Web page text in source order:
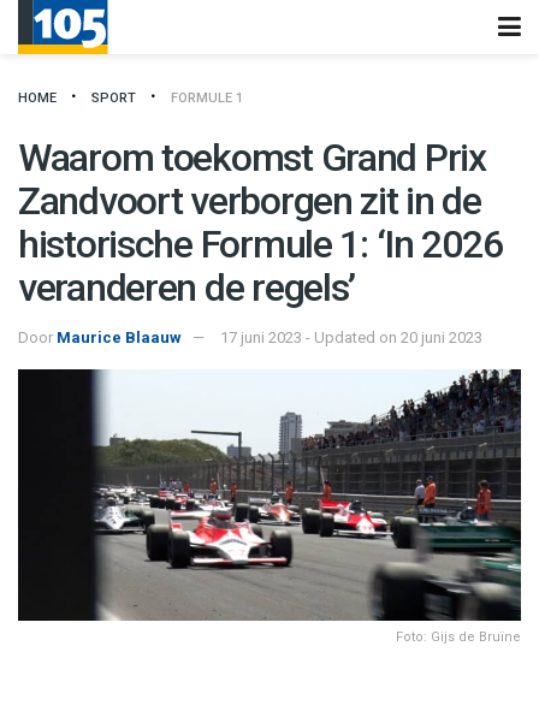
HOME SPORT FORMULE 1
Waarom toekomst Grand Prix
Zandvoort verborgen zit in de
historische Formule 1: ‘In 2026
veranderen de regels’
Door Maurice Blaauw 17 juni 2023 - Updated on 20 juni 2023
Foto: Gijs de Bruïne